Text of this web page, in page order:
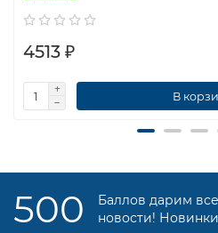
4513 ₽
В
500
Баллов дарим
новости!